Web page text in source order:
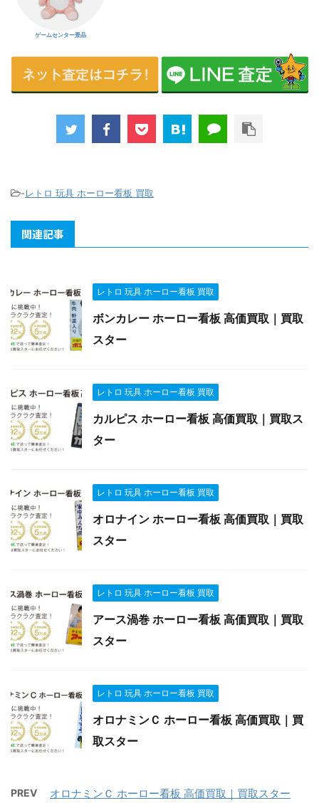
ゲームセンター景品
-レトロ 玩具 ホーロー看板 買取
関連記事
レトロ 玩具 ホーロー看板 買取
ボンカレー ホーロー看板 高価買取｜買取
スター
レトロ 玩具 ホーロー看板 買取
カルピス ホーロー看板 高価買取｜買取ス
ター
レトロ 玩具 ホーロー看板 買取
オロナイン ホーロー看板 高価買取｜買取
スター
レトロ 玩具 ホーロー看板 買取
アース渦巻 ホーロー看板 高価買取｜買取
スター
レトロ 玩具 ホーロー看板 買取
オロナミンＣ ホーロー看板 高価買取｜買
取スター
PREV オロナミンＣ ホーロー看板 高価買取｜買取スター